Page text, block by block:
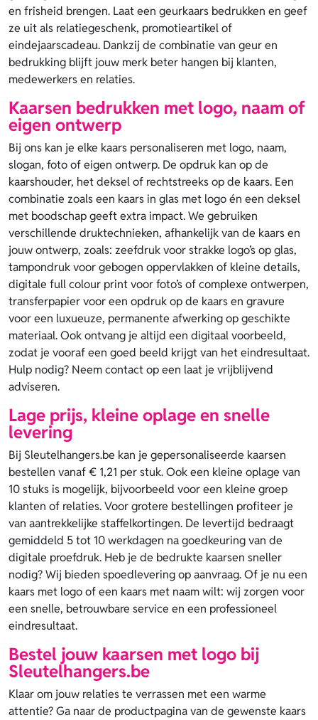
en frisheid brengen. Laat een geurkaars bedrukken en geef
ze uit als relatiegeschenk, promotieartikel of
eindejaarscadeau. Dankzij de combinatie van geur en
bedrukking blijft jouw merk beter hangen bij klanten,
medewerkers en relaties.
Kaarsen bedrukken met logo, naam of
eigen ontwerp
Bij ons kan je elke kaars personaliseren met logo, naam,
slogan, foto of eigen ontwerp. De opdruk kan op de
kaarshouder, het deksel of rechtstreeks op de kaars. Een
combinatie zoals een kaars in glas met logo én een deksel
met boodschap geeft extra impact. We gebruiken
verschillende druktechnieken, afhankelijk van de kaars en
jouw ontwerp, zoals: zeefdruk voor strakke logo’s op glas,
tampondruk voor gebogen oppervlakken of kleine details,
digitale full colour print voor foto’s of complexe ontwerpen,
transferpapier voor een opdruk op de kaars en gravure
voor een luxueuze, permanente afwerking op geschikte
materiaal. Ook ontvang je altijd een digitaal voorbeeld,
zodat je vooraf een goed beeld krijgt van het eindresultaat.
Hulp nodig? Neem contact op een laat je vrijblijvend
adviseren.
Lage prijs, kleine oplage en snelle
levering
Bij Sleutelhangers.be kan je gepersonaliseerde kaarsen
bestellen vanaf € 1,21 per stuk. Ook een kleine oplage van
10 stuks is mogelijk, bijvoorbeeld voor een kleine groep
klanten of relaties. Voor grotere bestellingen profiteer je
van aantrekkelijke staffelkortingen. De levertijd bedraagt
gemiddeld 5 tot 10 werkdagen na goedkeuring van de
digitale proefdruk. Heb je de bedrukte kaarsen sneller
nodig? Wij bieden spoedlevering op aanvraag. Of je nu een
kaars met logo of een kaars met naam wilt: wij zorgen voor
een snelle, betrouwbare service en een professioneel
eindresultaat.
Bestel jouw kaarsen met logo bij
Sleutelhangers.be
Klaar om jouw relaties te verrassen met een warme
attentie? Ga naar de productpagina van de gewenste kaars